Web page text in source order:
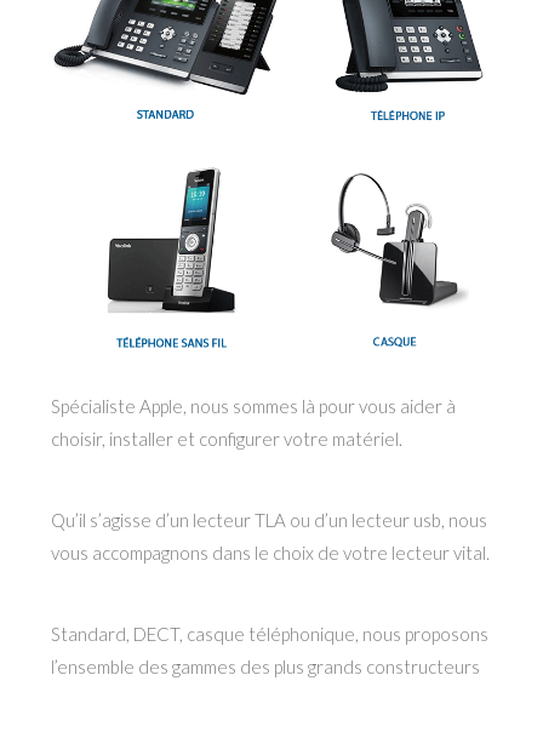
Spécialiste Apple, nous sommes là pour vous aider à
choisir, installer et configurer votre matériel.
Qu’il s’agisse d’un lecteur TLA ou d’un lecteur usb, nous
vous accompagnons dans le choix de votre lecteur vital.
Standard, DECT, casque téléphonique, nous proposons
l’ensemble des gammes des plus grands constructeurs